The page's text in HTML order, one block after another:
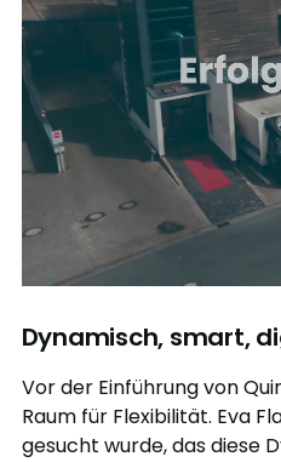
Dynamisch, smart,
Vor der Einführung von
Raum für Flexibilität. Eva
gesucht wurde, das diese